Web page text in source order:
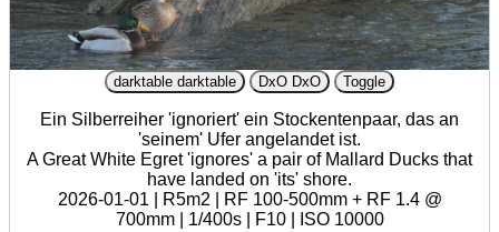
darktable darktable DxO DxO Toggle
Ein Silberreiher 'ignoriert' ein Stockentenpaar, das an
'seinem' Ufer angelandet ist.
A Great White Egret 'ignores' a pair of Mallard Ducks that
have landed on 'its' shore.
2026-01-01 | R5m2 | RF 100-500mm + RF 1.4 @
700mm | 1/400s | F10 | ISO 10000